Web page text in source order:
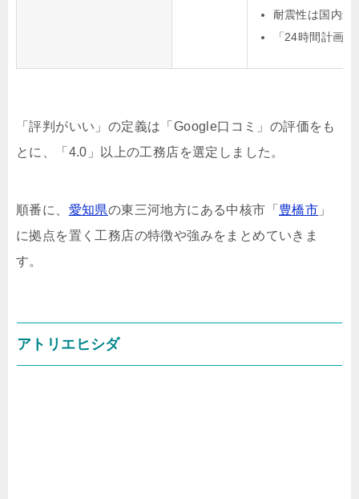
耐震性は国内最
「24時間計画
「評判がいい」の定義は「Google口コミ」の評価をも
とに、「4.0」以上の工務店を選定しました。
順番に、 愛知県の東三河地方にある中核市「 豊橋市 」
に拠点を置く工務店の特徴や強みをまとめていきま
す。
アトリエヒシダ